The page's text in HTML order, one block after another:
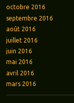
octobre 2016
septembre 2016
août 2016
juillet 2016
juin 2016
mai 2016
avril 2016
mars 2016